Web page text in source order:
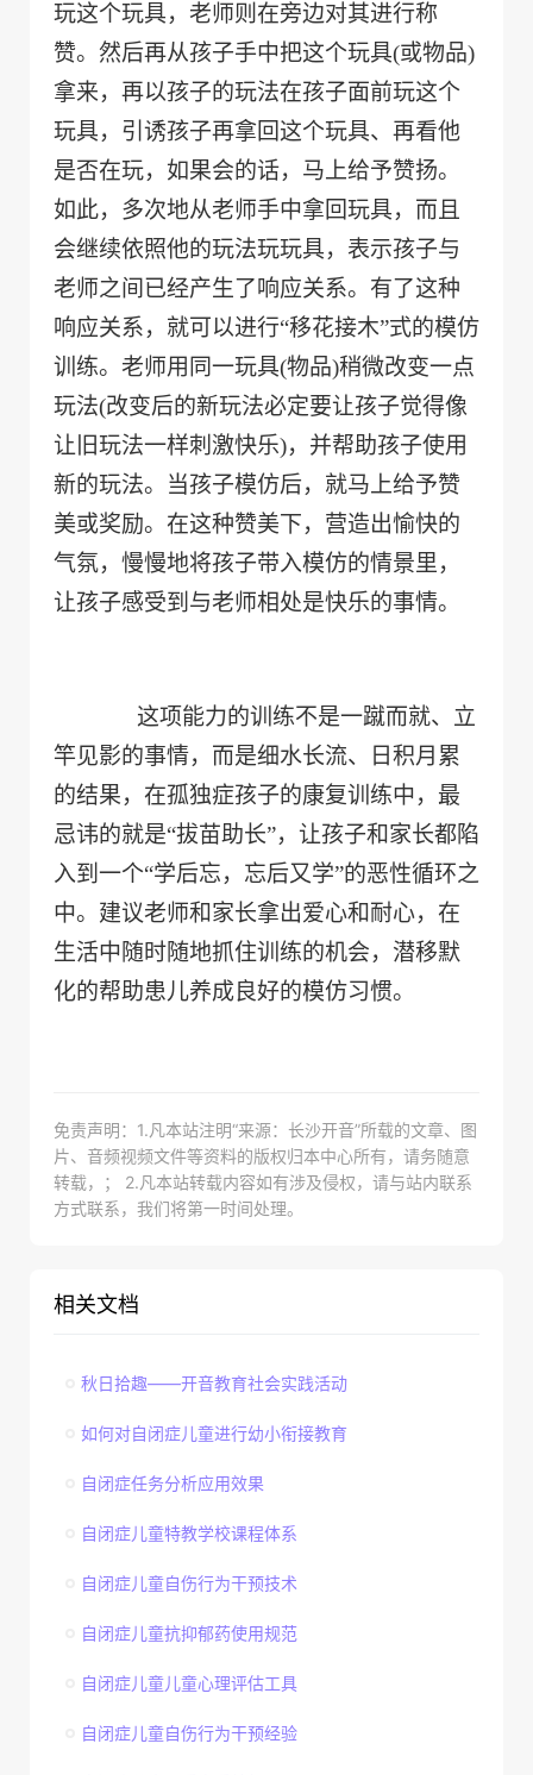
玩这个玩具，老师则在旁边对其进行称
赞。然后再从孩子手中把这个玩具(或物品)
拿来，再以孩子的玩法在孩子面前玩这个
玩具，引诱孩子再拿回这个玩具、再看他
是否在玩，如果会的话，马上给予赞扬。
如此，多次地从老师手中拿回玩具，而且
会继续依照他的玩法玩玩具，表示孩子与
老师之间已经产生了响应关系。有了这种
响应关系，就可以进行“移花接木”式的模仿
训练。老师用同一玩具(物品)稍微改变一点
玩法(改变后的新玩法必定要让孩子觉得像
让旧玩法一样刺激快乐)，并帮助孩子使用
新的玩法。当孩子模仿后，就马上给予赞
美或奖励。在这种赞美下，营造出愉快的
气氛，慢慢地将孩子带入模仿的情景里，
让孩子感受到与老师相处是快乐的事情。
这项能力的训练不是一蹴而就、立
竿见影的事情，而是细水长流、日积月累
的结果，在孤独症孩子的康复训练中，最
忌讳的就是“拔苗助长”，让孩子和家长都陷
入到一个“学后忘，忘后又学”的恶性循环之
中。建议老师和家长拿出爱心和耐心，在
生活中随时随地抓住训练的机会，潜移默
化的帮助患儿养成良好的模仿习惯。
免责声明：1.凡本站注明“来源：长沙开音”所载的文章、图
片、音频视频文件等资料的版权归本中心所有，请务随意
转载，； 2.凡本站转载内容如有涉及侵权，请与站内联系
方式联系，我们将第一时间处理。
相关文档
秋日拾趣——开音教育社会实践活动
如何对自闭症儿童进行幼小衔接教育
自闭症任务分析应用效果
自闭症儿童特教学校课程体系
自闭症儿童自伤行为干预技术
自闭症儿童抗抑郁药使用规范
自闭症儿童儿童心理评估工具
自闭症儿童自伤行为干预经验